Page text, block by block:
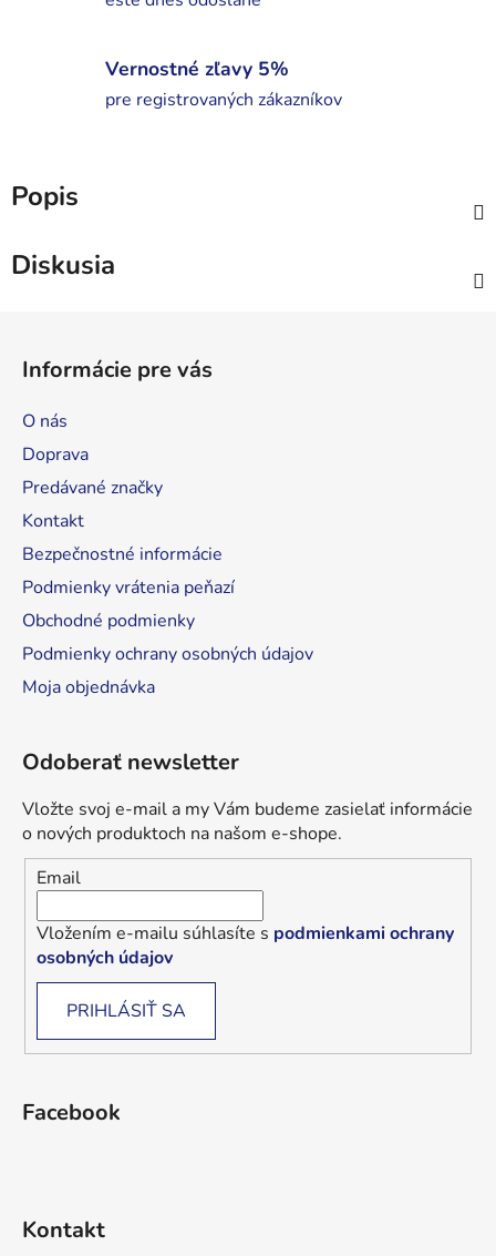
Vernostné zľavy 5%
pre registrovaných zákazníkov
Popis
Diskusia
Informácie pre vás
O nás
Doprava
Predávané značky
Kontakt
Bezpečnostné informácie
Podmienky vrátenia peňazí
Obchodné podmienky
Podmienky ochrany osobných údajov
Moja objednávka
Odoberať newsletter
Vložte svoj e-mail a my Vám budeme zasielať informácie
o nových produktoch na našom e-shope.
Email
Vložením e-mailu súhlasíte s podmienkami ochrany
osobných údajov
PRIHLÁSIŤ SA
Facebook
Kontakt